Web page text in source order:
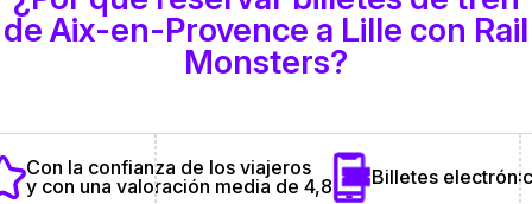
de Aix-en-Provence a Lille con Rail
Monsters?
Con la confianza de los viajeros
y con una valoración media de 4,8
Billetes